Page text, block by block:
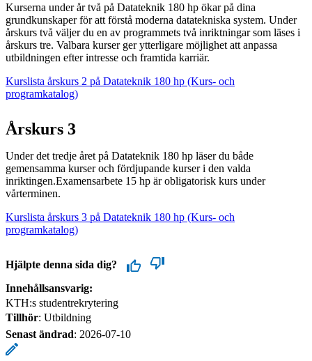
Kurserna under år två på Datateknik 180 hp ökar på dina
grundkunskaper för att förstå moderna datatekniska system. Under
årskurs två väljer du en av programmets två inriktningar som läses i
årskurs tre. Valbara kurser ger ytterligare möjlighet att anpassa
utbildningen efter intresse och framtida karriär.
Kurslista årskurs 2 på Datateknik 180 hp (Kurs- och
programkatalog)
Årskurs 3
Under det tredje året på Datateknik 180 hp läser du både
gemensamma kurser och fördjupande kurser i den valda
inriktingen.Examensarbete 15 hp är obligatorisk kurs under
vårterminen.
Kurslista årskurs 3 på Datateknik 180 hp (Kurs- och
programkatalog)
Hjälpte denna sida dig?
Innehållsansvarig:
KTH:s studentrekrytering
Tillhör: Utbildning
Senast ändrad: 2026-07-10